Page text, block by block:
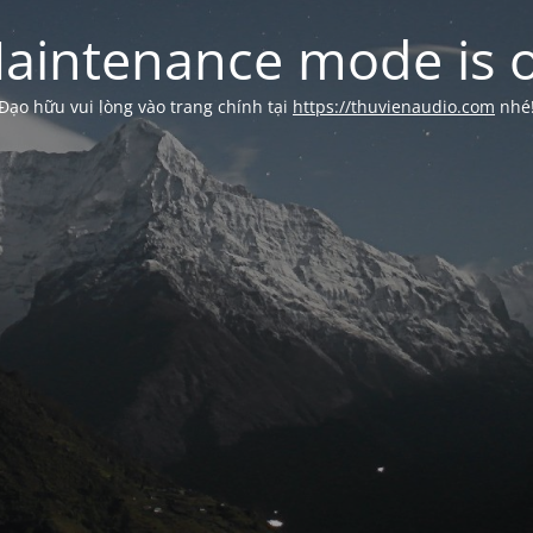
mode is
hữu vui lòng vào trang chính tại https://thuvienaudio.com